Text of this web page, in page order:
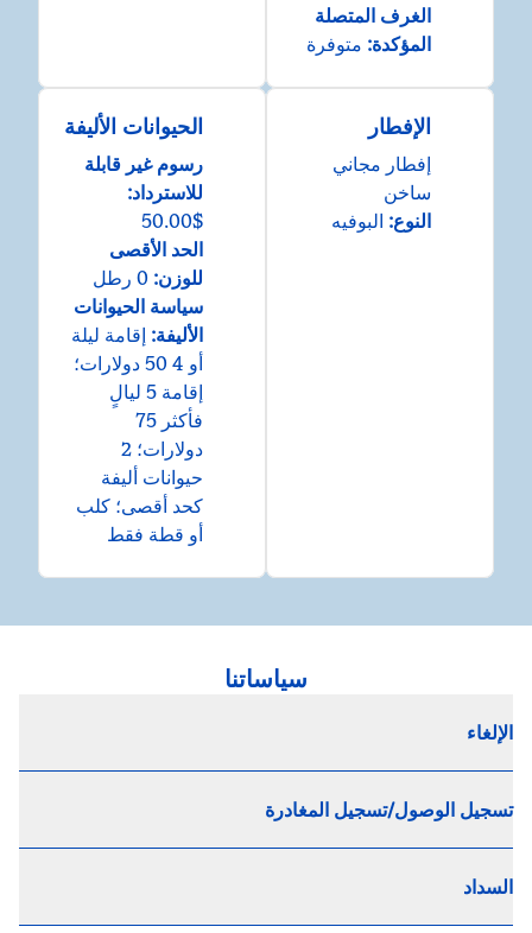
الغرف المتصلة
المؤكدة: متوفرة
الإفطار
إفطار مجاني
ساخن
النوع: البوفيه
الحيوانات الأليفة
رسوم غير قابلة
للاسترداد:
$50.00
الحد الأقصى
للوزن: 0 رطل
سياسة الحيوانات
الأليفة: إقامة ليلة
أو 4 50 دولارات؛
إقامة 5 ليالٍ
فأكثر 75
دولارات؛ 2
حيوانات أليفة
كحد أقصى؛ كلب
أو قطة فقط
سياساتنا
الإلغاء
تسجيل الوصول/تسجيل المغادرة
السداد